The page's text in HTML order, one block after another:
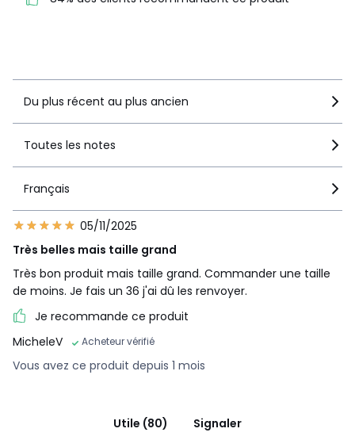
Du plus récent au plus ancien
Toutes les notes
Français
05/11/2025
Très belles mais taille grand
Très bon produit mais taille grand. Commander une taille
de moins. Je fais un 36 j'ai dû les renvoyer.
Je recommande ce produit
MicheleV
Acheteur vérifié
Vous avez ce produit depuis 1 mois
Utile (80)
Signaler